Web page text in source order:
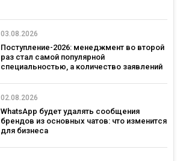
03.08.2026
Поступление-2026: менеджмент во второй
раз стал самой популярной
специальностью, а количество заявлений
02.08.2026
WhatsApp будет удалять сообщения
брендов из основных чатов: что изменится
для бизнеса